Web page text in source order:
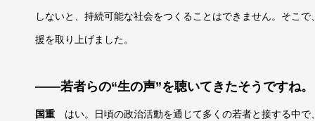
しないと、持続可能な社会をつくることはできません。そこ
援を取り上げました。
――若者らの“生の声”を聴いてきたそうですね。
国重 はい。日頃の政治活動を通じて多くの若者と接する中